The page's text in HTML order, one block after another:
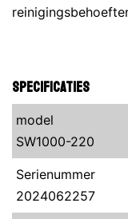
Specificaties
model
SW1000-220
Serienummer
2024062257